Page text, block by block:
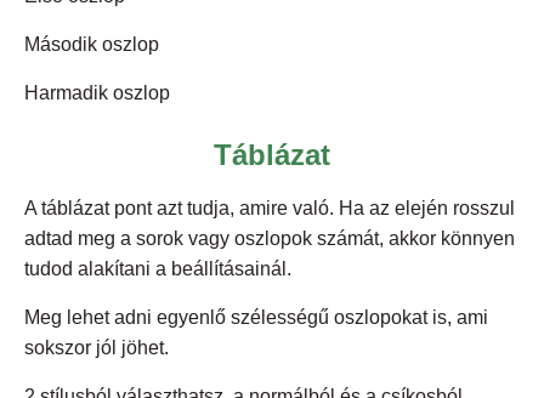
Második oszlop
Harmadik oszlop
Táblázat
A táblázat pont azt tudja, amire való. Ha az elején rosszul
adtad meg a sorok vagy oszlopok számát, akkor könnyen
tudod alakítani a beállításainál.
Meg lehet adni egyenlő szélességű oszlopokat is, ami
sokszor jól jöhet.